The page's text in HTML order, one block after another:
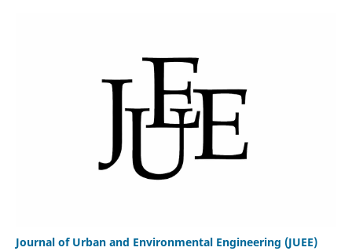
Journal of Urban and Environmental Engineering (JUEE)